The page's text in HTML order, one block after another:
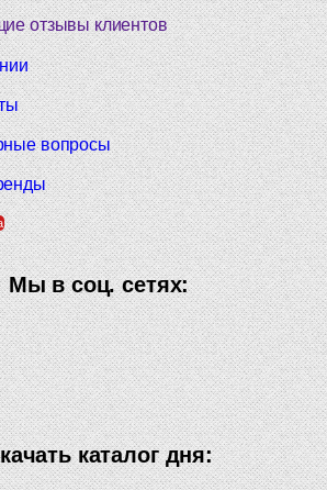
отзывы клиентов
вопросы
Мы в соц. сетях:
каталог дня: